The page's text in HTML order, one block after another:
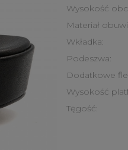
Wysokość
Materiał
Wkładka:
Podeszwa:
Dodatkowe
Wysokość
Tęgość: